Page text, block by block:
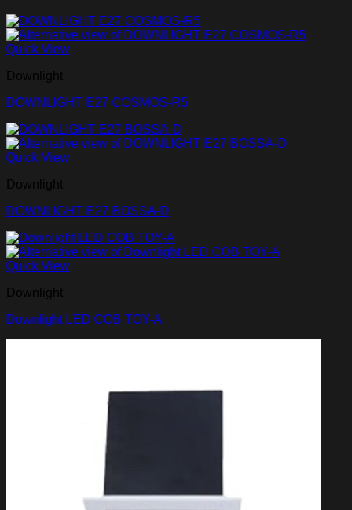
Quick View
Downlight
DOWNLIGHT E27 COSMOS-R5
Quick View
Downlight
DOWNLIGHT E27 BOSSA-D
Quick View
Downlight
Downlight LED COB TOY-A